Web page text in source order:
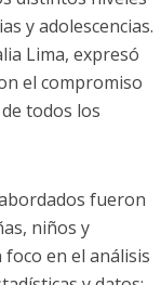
y adolescencias.
Lima, expresó
el compromiso
todos los
fueron
niños y
foco en el análisis